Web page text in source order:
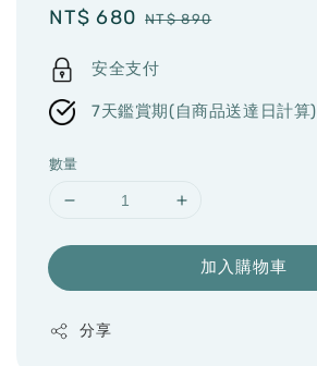
Sale
NT$ 680 Regular
NT$ 890
安全支付
7天鑑賞期(自商品送達日計算)
數量
加入購物車
分享